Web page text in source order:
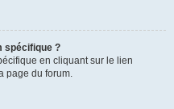
spécifique ?
en cliquant sur le lien
page du forum.